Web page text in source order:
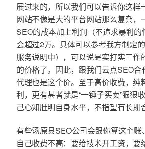
展过来的，所以我们可以告诉你这样
网站不像是大的平台网站那么复杂，
SEO的成本加上利润（不追求暴利的
会超过2万。具体可以参考我方制定
服务说明中），可以说是实打实工作
的价格了。因此，跟我们云点SEO合
代理也是这个价。至于高价收费，纯
利，更有甚者就是“一锤子买卖”狠狠
己心知肚明自身水平，不指望有长期
有些汤原县SEO公司会跟你算这个账
自己收费不高：要给技术开工资，要